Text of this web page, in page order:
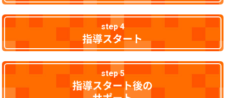
step 4
指導スタート
step 5
指導スタート後の